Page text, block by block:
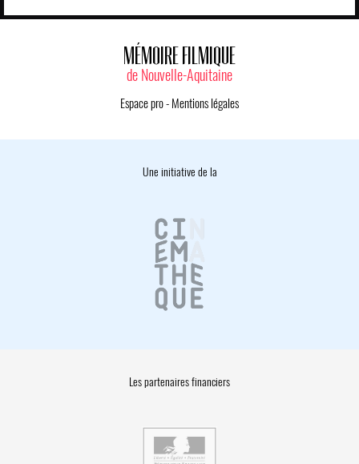
MÉMOIRE FILMIQUE
de Nouvelle-Aquitaine
Espace pro- Mentions légales
Une initiative de la
Les partenaires financiers